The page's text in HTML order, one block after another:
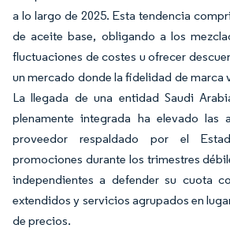
a lo largo de 2025. Esta tendencia
de aceite base, obligando a los
fluctuaciones de costes u ofrecer
un mercado donde la fidelidad de marca
La llegada de una entidad Saudi
plenamente integrada ha elevado las
proveedor respaldado por el
promociones durante los trimestres
independientes a defender su cuota
extendidos y servicios agrupados en
de precios.